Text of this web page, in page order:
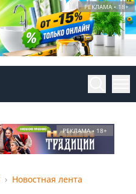
РЕКЛАМА • 18+
РЕКЛАМА • 18+
Новостная лента